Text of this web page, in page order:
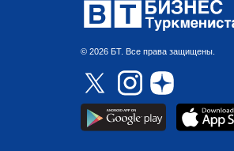
© 2026 БТ. Все права защищены.